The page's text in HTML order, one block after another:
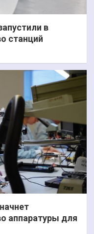
в
станций
аппаратуры для